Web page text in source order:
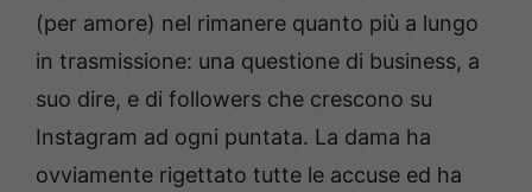
(per amore) nel rimanere quanto più a lungo
in trasmissione: una questione di business, a
suo dire, e di followers che crescono su
Instagram ad ogni puntata. La dama ha
ovviamente rigettato tutte le accuse ed ha